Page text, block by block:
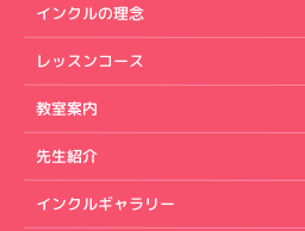
インクルの理念
レッスンコース
教室案内
先生紹介
インクルギャラリー